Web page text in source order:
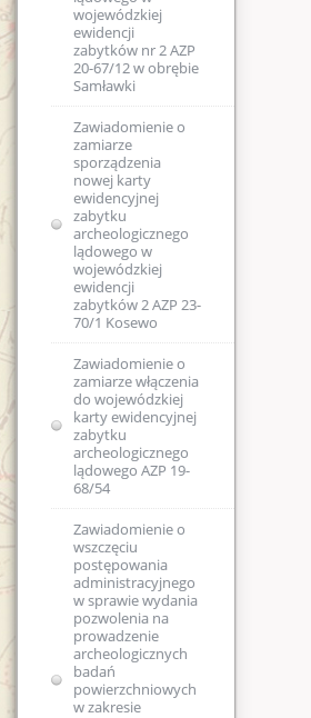
wojewódzkiej
ewidencji
zabytków nr 2 AZP
20-67/12 w obrębie
Samławki
Zawiadomienie o
zamiarze
sporządzenia
nowej karty
ewidencyjnej
zabytku
archeologicznego
lądowego w
wojewódzkiej
ewidencji
zabytków 2 AZP 23-
70/1 Kosewo
Zawiadomienie o
zamiarze włączenia
do wojewódzkiej
karty ewidencyjnej
zabytku
archeologicznego
lądowego AZP 19-
68/54
Zawiadomienie o
wszczęciu
postępowania
administracyjnego
w sprawie wydania
pozwolenia na
prowadzenie
archeologicznych
badań
powierzchniowych
w zakresie